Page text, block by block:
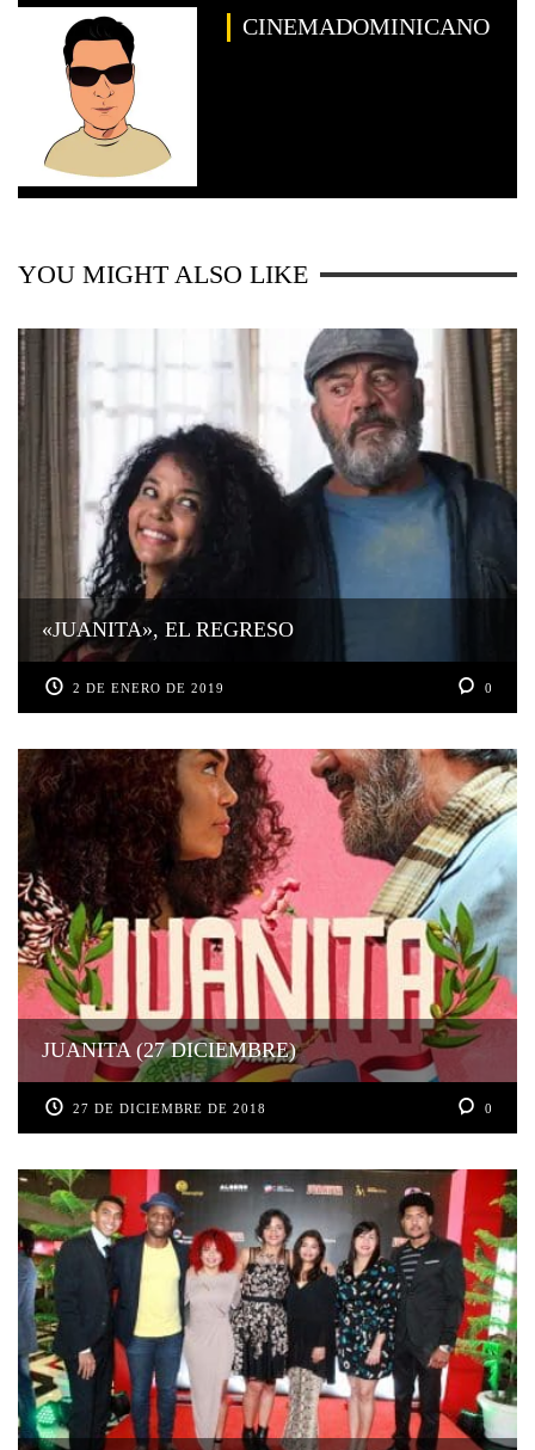
CINEMADOMINICANO
YOU MIGHT ALSO LIKE
«JUANITA», EL REGRESO
2 DE ENERO DE 2019 0
JUANITA (27 DICIEMBRE)
27 DE DICIEMBRE DE 2018 0